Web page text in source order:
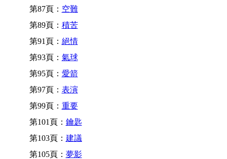
第87頁： 空難
第89頁： 積苦
第91頁： 絕情
第93頁： 氣球
第95頁： 愛箭
第97頁： 表演
第99頁： 重要
第101頁： 鑰匙
第103頁： 建議
第105頁： 夢影